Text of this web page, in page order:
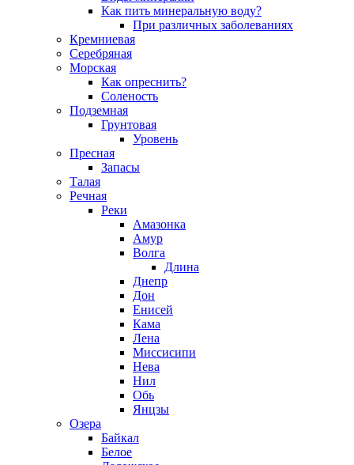
Как пить минеральную воду?
При различных заболеваниях
Кремниевая
Серебряная
Морская
Как опреснить?
Соленость
Подземная
Грунтовая
Уровень
Пресная
Запасы
Талая
Речная
Реки
Амазонка
Амур
Волга
Длина
Днепр
Дон
Енисей
Кама
Лена
Миссисипи
Нева
Нил
Обь
Янцзы
Озера
Байкал
Белое